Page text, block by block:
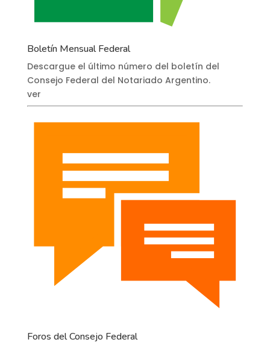
Boletín Mensual Federal
Descargue el último número del boletín del
Consejo Federal del Notariado Argentino.
ver
Foros del Consejo Federal